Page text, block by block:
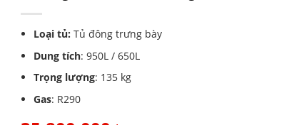
Loại tủ: Tủ đông trưng bày
Dung tích: 950L / 650L
Trọng lượng: 135 kg
Gas: R290